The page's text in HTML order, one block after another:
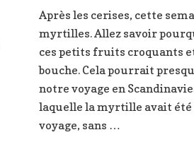
prunesAprès les cerises, cette
myrtilles. Allez savoir
ces petits fruits croquants
bouche. Cela pourrait
notre voyage en
laquelle la myrtille avait
voyage, sans …